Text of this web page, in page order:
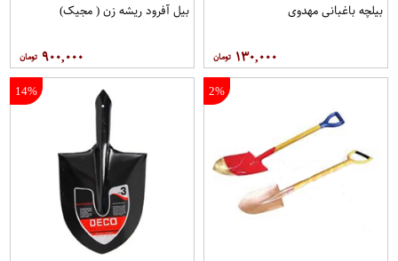
بیلچه باغبانی مهدوی
۱۳۰,۰۰۰
بیل آفرود ریشه زن ( مجیک)
۹۰۰,۰۰۰
2%
14%